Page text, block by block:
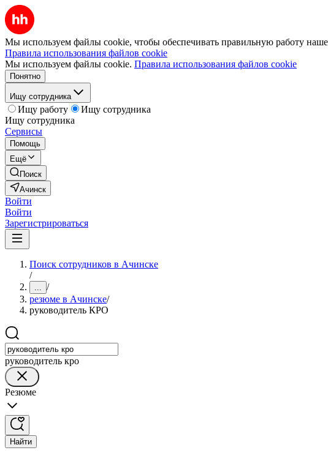
Мы используем файлы cookie, чтобы обеспечивать правильную работу
Правила использования файлов cookie
Мы используем файлы cookie. Правила использования файлов cookie
Понятно
Ищу сотрудника
Ищу работу
Ищу сотрудника
Ищу сотрудника
Сервисы
Помощь
Ещё
Поиск
Ачинск
Войти
Войти
Зарегистрироваться
Поиск сотрудников в Ачинске
/
... /
резюме в Ачинске/
руководитель КРО
руководитель кро
Резюме
Найти